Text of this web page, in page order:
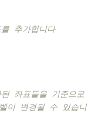
추가합니다
좌표들을 기준으로
이 변경될 수 있습니